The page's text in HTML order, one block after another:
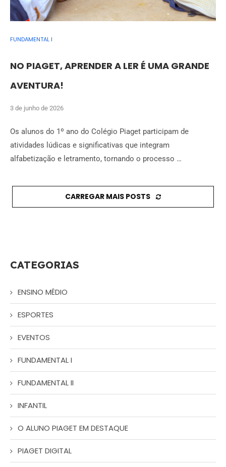
FUNDAMENTAL I
NO PIAGET, APRENDER A LER É UMA GRANDE
AVENTURA!
3 de junho de 2026
Os alunos do 1º ano do Colégio Piaget participam de
atividades lúdicas e significativas que integram
alfabetização e letramento, tornando o processo …
CARREGAR MAIS POSTS
CATEGORIAS
ENSINO MÉDIO
ESPORTES
EVENTOS
FUNDAMENTAL I
FUNDAMENTAL II
INFANTIL
O ALUNO PIAGET EM DESTAQUE
PIAGET DIGITAL